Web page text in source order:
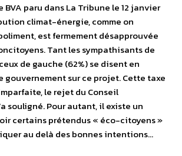
BVA paru dans La Tribune le 12 janvier
climat-énergie, comme on
est fermement désapprouvée
Tant les sympathisants de
de gauche (62%) se disent en
gouvernement sur ce projet. Cette taxe
le rejet du Conseil
souligné. Pour autant, il existe un
certains prétendus « éco-citoyens »
au delà des bonnes intentions…